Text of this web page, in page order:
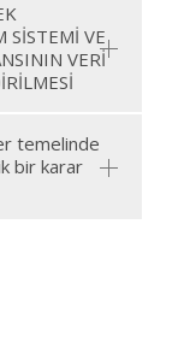
SİSTEMİ VE
VERİ
temelinde
bir karar